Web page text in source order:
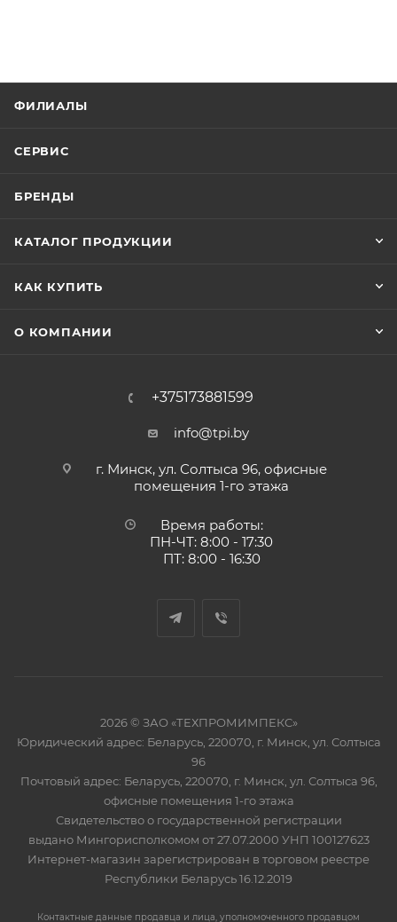
ФИЛИАЛЫ
СЕРВИС
БРЕНДЫ
КАТАЛОГ ПРОДУКЦИИ
КАК КУПИТЬ
О КОМПАНИИ
+375173881599
info@tpi.by
г. Минск, ул. Солтыса 96, офисные
помещения 1-го этажа
Время работы:
ПН-ЧТ: 8:00 - 17:30
ПТ: 8:00 - 16:30
2026 © ЗАО «ТЕХПРОМИМПЕКС»
Юридический адрес: Беларусь, 220070, г. Минск, ул. Солтыса
96
Почтовый адрес: Беларусь, 220070, г. Минск, ул. Солтыса 96,
офисные помещения 1-го этажа
Свидетельство о государственной регистрации
выдано Мингорисполкомом от 27.07.2000 УНП 100127623
Интернет-магазин зарегистрирован в торговом реестре
Республики Беларусь 16.12.2019
Контактные данные продавца и лица, уполномоченного продавцом